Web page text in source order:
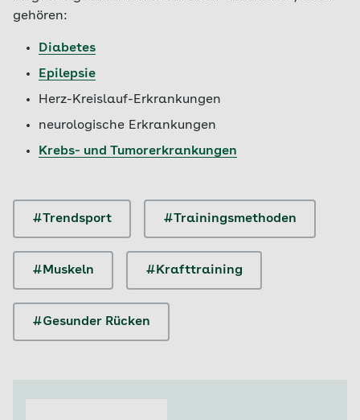
gehören:
Diabetes
Epilepsie
Herz-Kreislauf-Erkrankungen
neurologische Erkrankungen
Krebs- und Tumorerkrankungen
#Trendsport #Trainingsmethoden
#Muskeln #Krafttraining
#Gesunder Rücken